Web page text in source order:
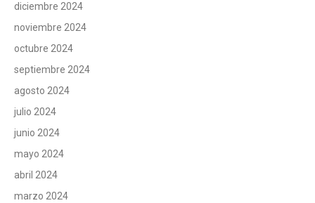
diciembre 2024
noviembre 2024
octubre 2024
septiembre 2024
agosto 2024
julio 2024
junio 2024
mayo 2024
abril 2024
marzo 2024